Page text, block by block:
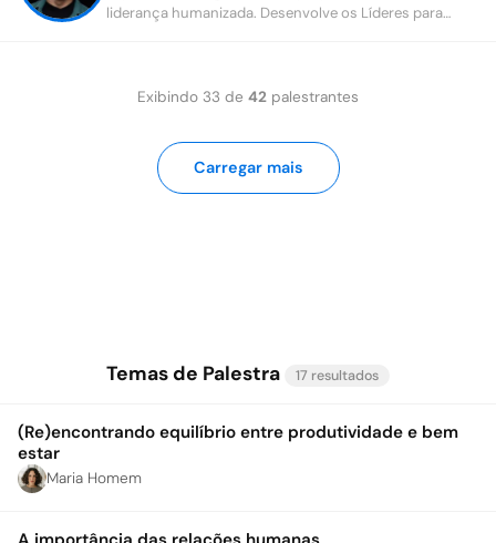
liderança humanizada. Desenvolve os Líderes para
Exibindo 33 de 42 palestrantes
Carregar mais
Temas de Palestra 17 resultados
(Re)encontrando equilíbrio entre produtividade e bem
estar
Maria Homem